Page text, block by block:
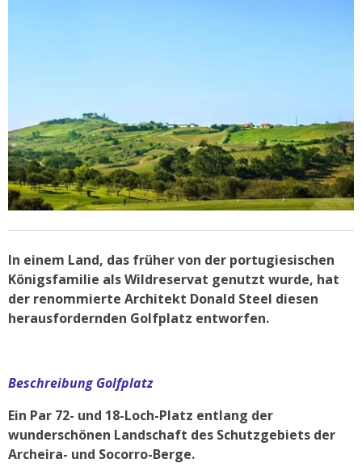
In einem Land, das früher von der portugiesischen
Königsfamilie als Wildreservat genutzt wurde, hat
der renommierte Architekt Donald Steel diesen
herausfordernden Golfplatz entworfen.
Beschreibung Golfplatz
Ein Par 72- und 18-Loch-Platz entlang der
wunderschönen Landschaft des Schutzgebiets der
Archeira- und Socorro-Berge.